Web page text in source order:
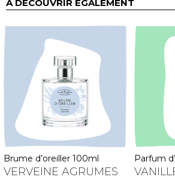
À DÉCOUVRIR ÉGALEMENT
brume d’oreiller 100ml
VERVEINE AGRUMES
parfum